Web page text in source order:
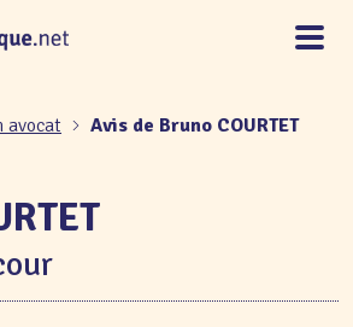
avocat Avis de Bruno COURTET